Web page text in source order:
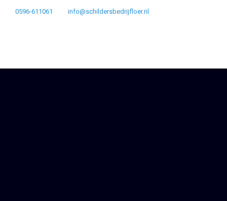
0596-611061 info@schildersbedrijfloer.nl